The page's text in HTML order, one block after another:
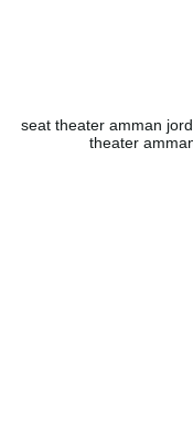
seat theater amman
theater